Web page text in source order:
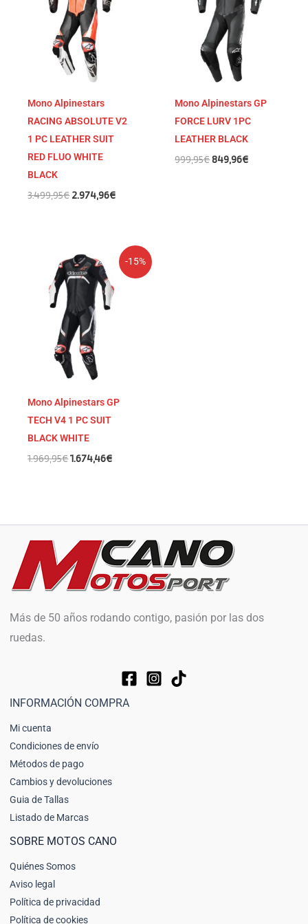
Mono Alpinestars
RACING ABSOLUTE V2
1 PC LEATHER SUIT
RED FLUO WHITE
BLACK
3.499,95€
3.499,95€.
2.974,96€
Mono Alpinestars GP
FORCE LURV 1PC
LEATHER BLACK
999,95€
999,95€.
849,96€
849,96€.
-15%
Mono Alpinestars GP
TECH V4 1 PC SUIT
BLACK WHITE
1.969,95€
El
precio
original
1.969,95€.
1.674,46€
El
precio
actual
es:
Más de 50 años rodando contigo, pasión por las dos
ruedas.
INFORMACIÓN COMPRA
Mi cuenta
Condiciones de envío
Métodos de pago
Cambios y devoluciones
Guia de Tallas
Listado de Marcas
SOBRE MOTOS CANO
Quiénes Somos
Aviso legal
Política de privacidad
Política de cookies